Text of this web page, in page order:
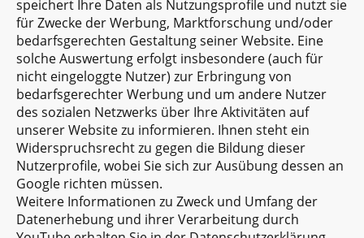
speichert Ihre Daten als Nutzungsprofile und nutzt sie
für Zwecke der Werbung, Marktforschung und/oder
bedarfsgerechten Gestaltung seiner Website. Eine
solche Auswertung erfolgt insbesondere (auch für
nicht eingeloggte Nutzer) zur Erbringung von
bedarfsgerechter Werbung und um andere Nutzer
des sozialen Netzwerks über Ihre Aktivitäten auf
unserer Website zu informieren. Ihnen steht ein
Widerspruchsrecht zu gegen die Bildung dieser
Nutzerprofile, wobei Sie sich zur Ausübung dessen an
Google richten müssen.
Weitere Informationen zu Zweck und Umfang der
Datenerhebung und ihrer Verarbeitung durch